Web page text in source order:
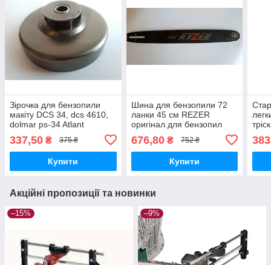
Зірочка для бензопили
макіту DCS 34, dcs 4610,
dolmar ps-34 Atlant
337,50 ₴ 375 ₴
Купити
Шина для бензопили 72
ланки 45 см REZER
оригінал для бензопил
Кедр, Байкал та інші
676,80₴ 752 ₴
Купити
Акційні пропозиції та новинки
–15% –9%